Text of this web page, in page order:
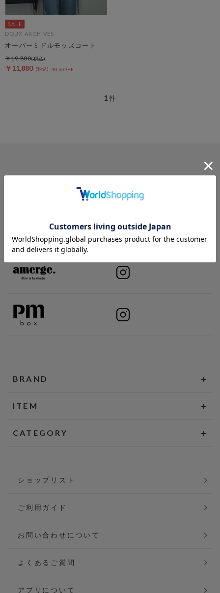
DOUX ARCHIVES
オーバーミドルモッズコート
￥11,880 40％OFF
￥19,800
1 件
BRAND
ITEM
CATEGORY
ショップリスト
ご利用ガイド
お問い合わせについて
よくあるご質問
アプリについて